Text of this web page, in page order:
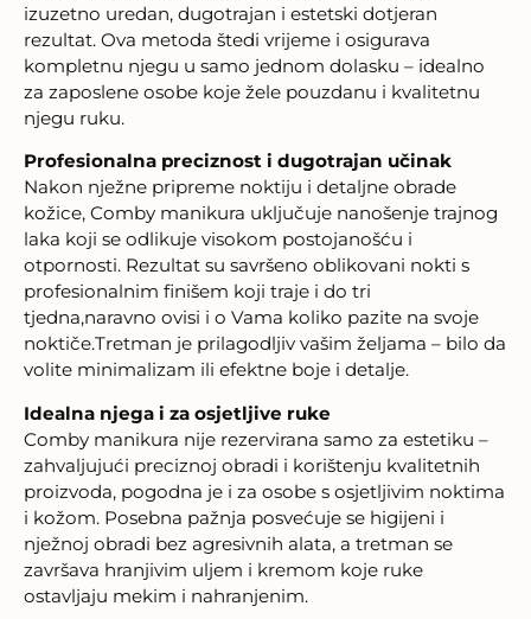
izuzetno uredan, dugotrajan i estetski dotjeran
rezultat. Ova metoda štedi vrijeme i osigurava
kompletnu njegu u samo jednom dolasku – idealno
za zaposlene osobe koje žele pouzdanu i kvalitetnu
njegu ruku.
Profesionalna preciznost i dugotrajan učinak
Nakon nježne pripreme noktiju i detaljne obrade
kožice, Comby manikura uključuje nanošenje trajnog
laka koji se odlikuje visokom postojanošću i
otpornosti. Rezultat su savršeno oblikovani nokti s
profesionalnim finišem koji traje i do tri
tjedna,naravno ovisi i o Vama koliko pazite na svoje
noktiče.Tretman je prilagodljiv vašim željama – bilo da
volite minimalizam ili efektne boje i detalje.
Idealna njega i za osjetljive ruke
Comby manikura nije rezervirana samo za estetiku –
zahvaljujući preciznoj obradi i korištenju kvalitetnih
proizvoda, pogodna je i za osobe s osjetljivim noktima
i kožom. Posebna pažnja posvećuje se higijeni i
nježnoj obradi bez agresivnih alata, a tretman se
završava hranjivim uljem i kremom koje ruke
ostavljaju mekim i nahranjenim.